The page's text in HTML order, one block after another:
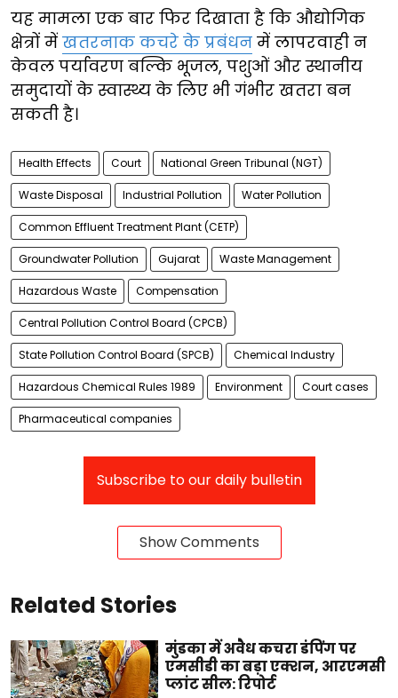
यह मामला एक बार फिर दिखाता है कि औद्योगिक
क्षेत्रों में खतरनाक कचरे के प्रबंधन में लापरवाही न
केवल पर्यावरण बल्कि भूजल, पशुओं और स्थानीय
समुदायों के स्वास्थ्य के लिए भी गंभीर खतरा बन
सकती है।
Health Effects Court National Green Tribunal (NGT)
Waste Disposal Industrial Pollution Water Pollution
Common Effluent Treatment Plant (CETP)
Groundwater Pollution Gujarat Waste Management
Hazardous Waste Compensation
Central Pollution Control Board (CPCB)
State Pollution Control Board (SPCB) Chemical Industry
Hazardous Chemical Rules 1989 Environment Court cases
Pharmaceutical companies
Subscribe to our daily bulletin
Show Comments
Related Stories
मुंडका में अवैध कचरा डंपिंग पर
एमसीडी का बड़ा एक्शन, आरएमसी
प्लांट सील: रिपोर्ट